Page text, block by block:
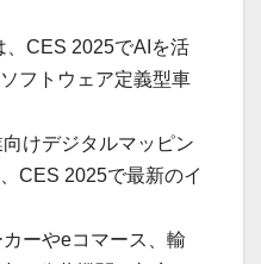
、CES 2025でAIを活
フトウェア定義型車
けデジタルマッピン
CES 2025で最新のイ
ーやeコマース、輸